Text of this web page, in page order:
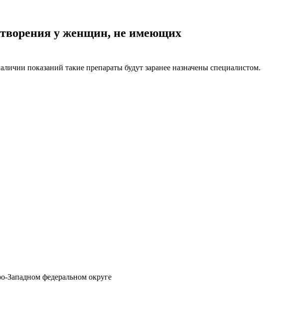
у женщин, не имеющих
показаний такие препараты будут заранее назначены специалистом.
Западном федеральном округе